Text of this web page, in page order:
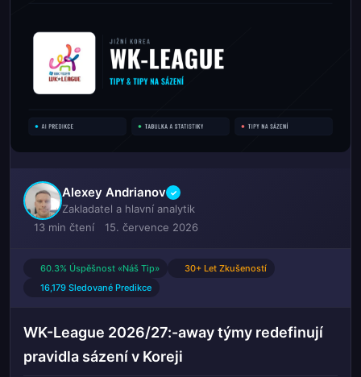
Alexey Andrianov ✓
Zakladatel a hlavní analytik
13 min čtení
15. července 2026
60.3% Úspěšnost «Náš Tip»
30+ Let Zkušeností
16,179 Sledované Predikce
WK-League 2026/27:-away týmy redefinují
pravidla sázení v Koreji